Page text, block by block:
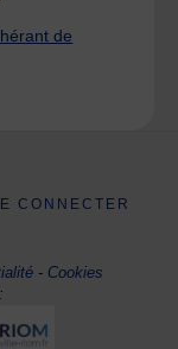
de
CONNECTER
- Cookies